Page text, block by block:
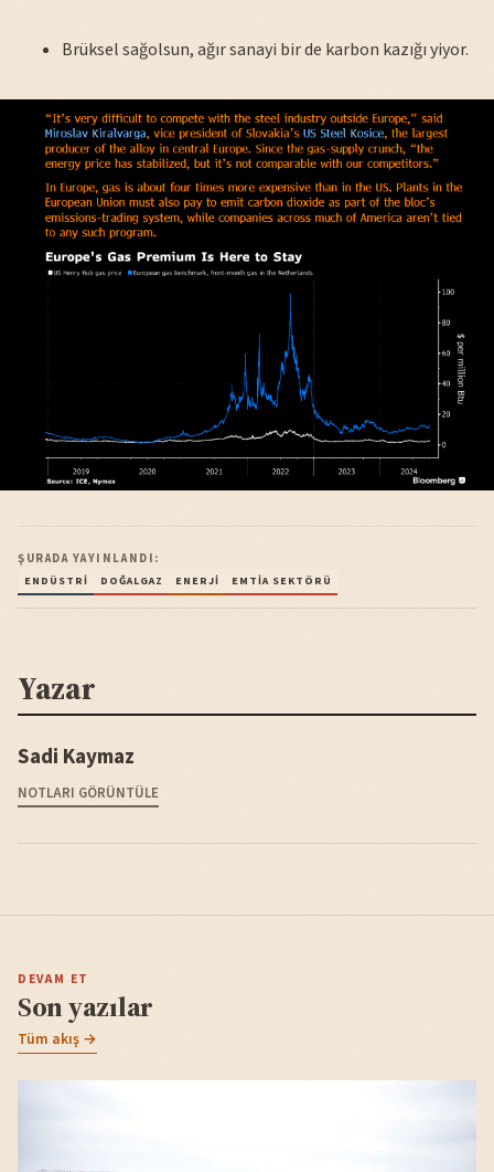
Brüksel sağolsun, ağır sanayi bir de karbon kazığı yiyor.
ŞURADA YAYINLANDI:
ENDÜSTRI DOĞALGAZ ENERJI EMTIA SEKTÖRÜ
Yazar
Sadi Kaymaz
NOTLARI GÖRÜNTÜLE
DEVAM ET
Son yazılar
Tüm akış →